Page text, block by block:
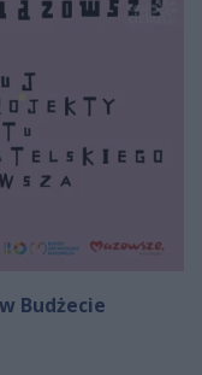
Budżecie